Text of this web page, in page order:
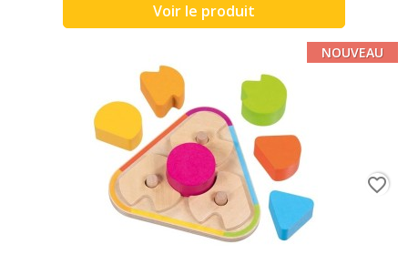
Voir le produit
NOUVEAU
favorite_border